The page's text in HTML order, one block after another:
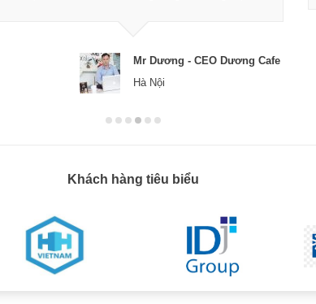
Mr Dương - CEO Dương Cafe
Hà Nội
Khách hàng tiêu biểu